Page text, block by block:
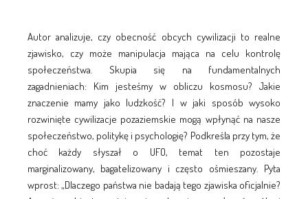
Autor analizuje, czy obecność obcych cywilizacji to realne
zjawisko, czy może manipulacja mająca na celu kontrolę
społeczeństwa. Skupia się na fundamentalnych
zagadnieniach: Kim jesteśmy w obliczu kosmosu? Jakie
znaczenie mamy jako ludzkość? I w jaki sposób wysoko
rozwinięte cywilizacje pozaziemskie mogą wpłynąć na nasze
społeczeństwo, politykę i psychologię? Podkreśla przy tym, że
choć każdy słyszał o UFO, temat ten pozostaje
marginalizowany, bagatelizowany i często ośmieszany. Pyta
wprost: „Dlaczego państwa nie badają tego zjawiska oficjalnie?